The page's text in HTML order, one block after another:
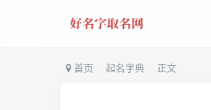
首页 起名字典 正文